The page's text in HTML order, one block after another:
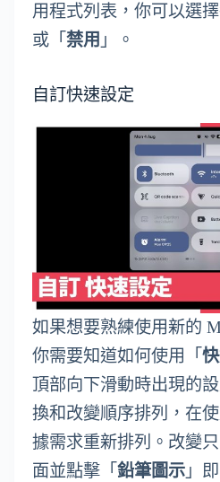
用程式列表，你可以選
或「 禁用 」。
自訂快速設定
如果想要熟練使用新的
你需要知道如何使用「
頂部向下滑動時出現的
換和改變順序排列，在
據需求重新排列。改變
面並點擊「 鉛筆圖示 」